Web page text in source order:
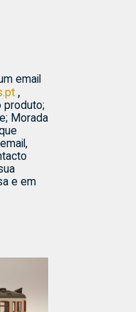
email
,
produto;
Morada
e em